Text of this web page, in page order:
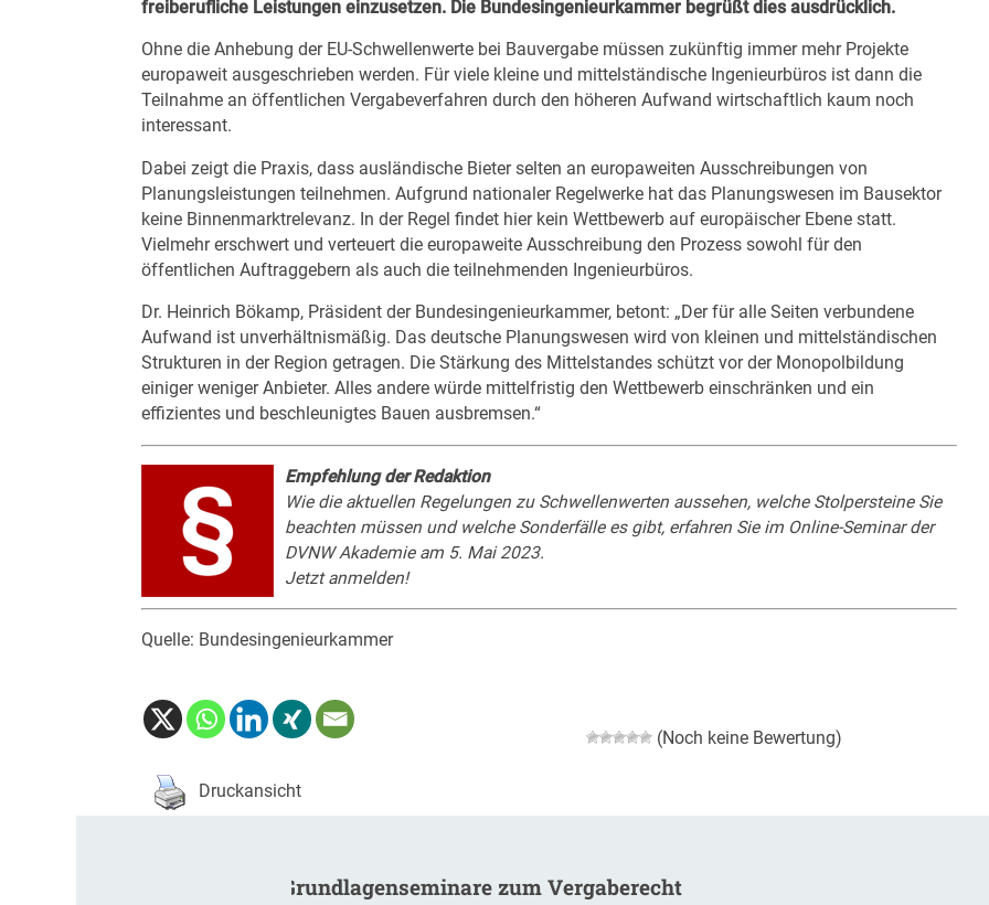
freiberufliche Leistungen einzusetzen. Die Bundesingenieurkammer begrüßt dies ausdrücklich.
Ohne die Anhebung der EU-Schwellenwerte bei Bauvergabe müssen zukünftig immer mehr Projekte
europaweit ausgeschrieben werden. Für viele kleine und mittelständische Ingenieurbüros ist dann die
Teilnahme an öffentlichen Vergabeverfahren durch den höheren Aufwand wirtschaftlich kaum noch
interessant.
Dabei zeigt die Praxis, dass ausländische Bieter selten an europaweiten Ausschreibungen von
Planungsleistungen teilnehmen. Aufgrund nationaler Regelwerke hat das Planungswesen im Bausektor
keine Binnenmarktrelevanz. In der Regel findet hier kein Wettbewerb auf europäischer Ebene statt.
Vielmehr erschwert und verteuert die europaweite Ausschreibung den Prozess sowohl für den
öffentlichen Auftraggebern als auch die teilnehmenden Ingenieurbüros.
Dr. Heinrich Bökamp, Präsident der Bundesingenieurkammer, betont: „Der für alle Seiten verbundene
Aufwand ist unverhältnismäßig. Das deutsche Planungswesen wird von kleinen und mittelständischen
Strukturen in der Region getragen. Die Stärkung des Mittelstandes schützt vor der Monopolbildung
einiger weniger Anbieter. Alles andere würde mittelfristig den Wettbewerb einschränken und ein
effizientes und beschleunigtes Bauen ausbremsen.“
Empfehlung der Redaktion
Wie die aktuellen Regelungen zu Schwellenwerten aussehen, welche Stolpersteine Sie
beachten müssen und welche Sonderfälle es gibt, erfahren Sie im Online-Seminar der
DVNW Akademieam 5. Mai 2023.
Jetzt anmelden!
Quelle: Bundesingenieurkammer
(Noch keine Bewertung)
Druckansicht
Grundlagenseminare zum Vergaberecht